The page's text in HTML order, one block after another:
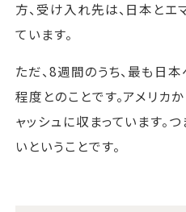
方、受け入れ先は、日本とエ
ています。
ただ、8週間のうち、最も日
程度とのことです。アメリカ
ャッシュに収まっています。
いということです。